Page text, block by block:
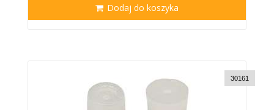
Dodaj do koszyka
30161